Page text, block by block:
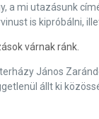
a mi utazásunk
is kipróbálni,
várnak ránk.
János
állt ki